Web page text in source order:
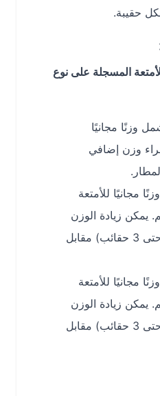
المسجلة على نوع
مجانيًا
إضافي
للأمتعة
كغم. يمكن زيادة الوزن
إلى 30 كغم أو 40 كغم (حتى 3 حقائب) مقابل
للأمتعة
كغم. يمكن زيادة الوزن
إلى 40 كغم أو 50 كغم (حتى 3 حقائب) مقابل